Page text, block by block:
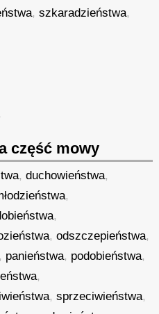
,szkaradzieństwa,
część mowy
,duchowieństwa,
,
,
,odszczepieństwa,
panieństwa, podobieństwa,
,
,sprzeciwieństwa,